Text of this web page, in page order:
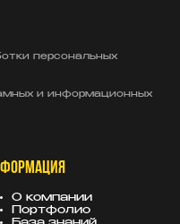
персональных
и информационных
О компании
Портфолио